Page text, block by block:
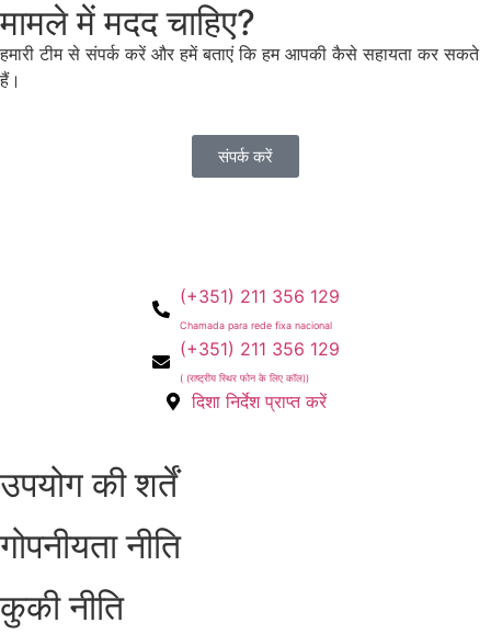
मामले में मदद चाहिए?
हमारी टीम से संपर्क करें और हमें बताएं कि हम आपकी कैसे सहायता कर सकते
हैं।
संपर्क करें
(+351) 211 356 129
Chamada para rede fixa nacional
(+351) 211 356 129
( (राष्ट्रीय स्थिर फोन के लिए कॉल))
दिशा निर्देश प्राप्त करें
उपयोग की शर्तें
गोपनीयता नीति
कुकी नीति